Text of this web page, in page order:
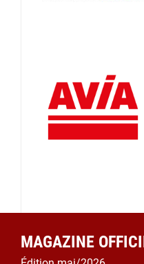
MAGAZINE